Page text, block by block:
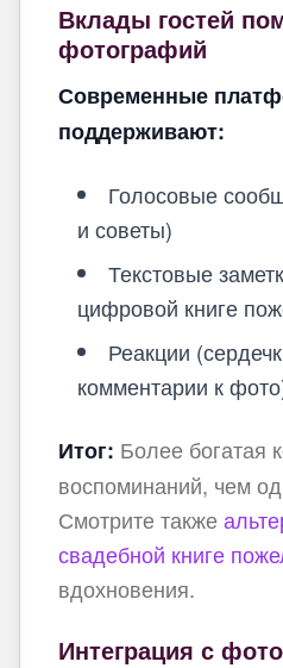
Вклады гостей
фотографий
Современные
поддерживают:
Голосовые
и советы)
Текстовые
цифровой книге
Реакции
комментарии к
Итог: Более богатая
воспоминаний, чем
Смотрите также
свадебной книге
вдохновения.
Интеграция с